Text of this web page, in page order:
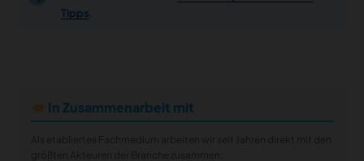
Tipps
In Zusammenarbeit mit